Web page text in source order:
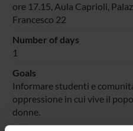
ore 17.15, Aula Caprioli,
Francesco 22
Number of days
1
Goals
Informare studenti e
oppressione in cui vive il
donne.